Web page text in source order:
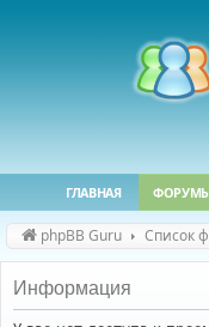
ГЛАВНАЯ
phpBB Guru Список
Информация